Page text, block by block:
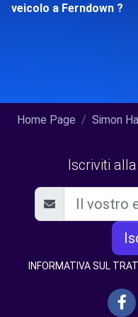
veicolo a Ferndown ?
Home Page Simon
Iscriviti
INFORMATIVA SUL